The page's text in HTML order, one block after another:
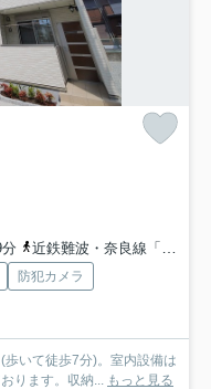
近鉄難波・奈良線「生駒」駅 徒歩18分
防犯カメラ
いて徒歩7分)。室内設備は
ります。収納...
もっと見る